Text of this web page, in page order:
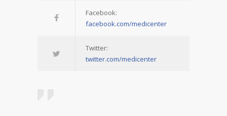
Facebook:
facebook.com/medicenter
Twitter:
twitter.com/medicenter